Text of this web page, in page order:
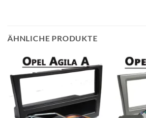
ÄHNLICHE PRODUKTE